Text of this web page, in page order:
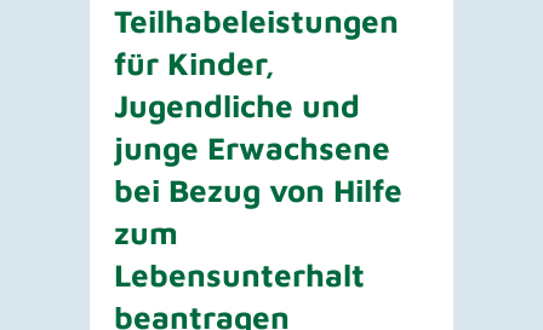
Teilhabeleistungen
für Kinder,
Jugendliche und
junge Erwachsene
bei Bezug von Hilfe
zum
Lebensunterhalt
beantragen